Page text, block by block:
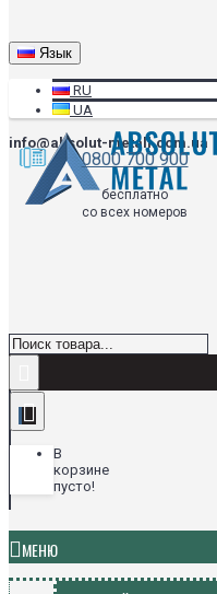
Язык
RU
UA
info@absolut-metall.com.ua
0800 700 900
бесплатно
со всех номеров
В
корзине
пусто!
МЕНЮ